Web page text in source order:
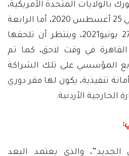
في نيويورك بالولايات المتحدة الأمريكية،
والثالثة بعمان الأردنية في 25 أغسطس 2020، أما الرابعة
فقد عقدت ببغداد في 27 يونيو2021، وينتظر أن تلحقها
في وقت لاحق، كما تم
المؤسسي على تلك الشراكة
تنفيذية، يكون لها مقر دوري
الخارجية الأردنية.
والذي يعتمد البعد